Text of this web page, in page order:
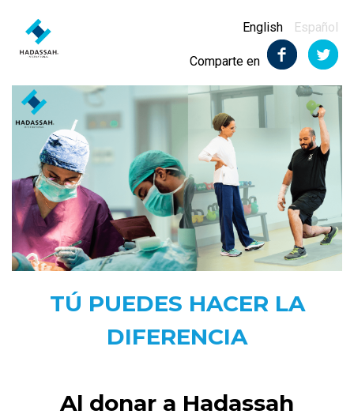
English Español
Comparte en
TÚ PUEDES HACER LA
DIFERENCIA
Al donar a Hadassah